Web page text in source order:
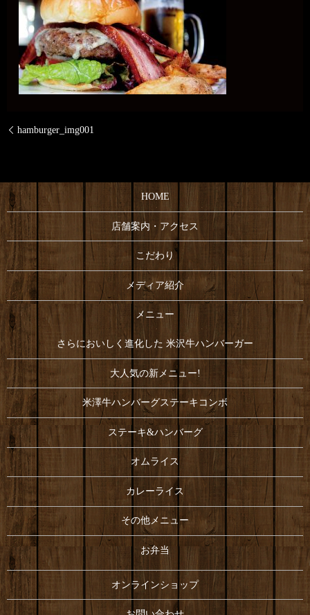
hamburger_img001
HOME
店舗案内・アクセス
こだわり
メディア紹介
メニュー
さらにおいしく進化した 米沢牛ハンバーガー
大人気の新メニュー!
米澤牛ハンバーグステーキコンボ
ステーキ&ハンバーグ
オムライス
カレーライス
その他メニュー
お弁当
オンラインショップ